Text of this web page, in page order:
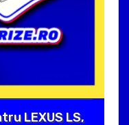
LEXUS LS,